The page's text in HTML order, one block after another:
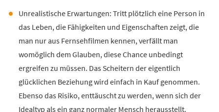
Unrealistische Erwartungen: Tritt plötzlich eine Person in
das Leben, die Fähigkeiten und Eigenschaften zeigt, die
man nur aus Fernsehfilmen kennen, verfällt man
womöglich dem Glauben, diese Chance unbedingt
ergreifen zu müssen. Das Scheitern der eigentlich
glücklichen Beziehung wird einfach in Kauf genommen.
Ebenso das Risiko, enttäuscht zu werden, wenn sich der
Idealtyp als ein ganz normaler Mensch herausstellt.